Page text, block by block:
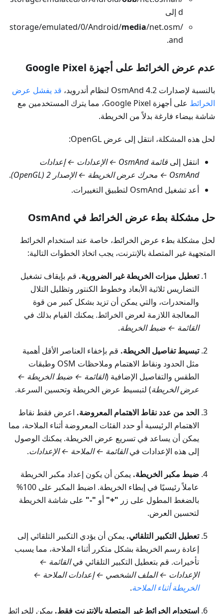
d إلى
/storage/emulated/0/Android/
media/net.osm
and.
عدم عرض الخرائط على أجهزة Google Pixel
بالنسبة لإصدارات OsmAnd 4.2 لنظام أندرويد،
قد يفشل عرض
الخرائط
على أجهزة Google Pixel، مما يترك المستخدمين مع
شاشة بيضاء فارغة بدلاً من الخريطة.
لحل هذه المشكلة، انتقل إلى عرض OpenGL:
انتقل إلى
قائمة OsmAnd ← الإعدادات ← إعدادات
OsmAnd ← محرك عرض الخريطة ← الإصدار 2 (OpenGL)
.
أعد تشغيل OsmAnd لتطبيق التغييرات.
حل مشكلة بطء عرض الخرائط في OsmAnd
لحل مشكلة بطء عرض الخرائط، خاصة عند استخدام الخرائط
المتجهية غير المتصلة بالإنترنت، يجب اتخاذ الخطوات التالية:
تعطيل ميزات الخريطة غير الضرورية. قم بإيقاف تشغيل
التضاريس ثلاثية الأبعاد وخطوط الكنتور وتظليل التلال
والمنحدرات، والتي يمكن أن تزيد بشكل كبير من قوة
المعالجة اللازمة لعرض الخرائط. يمكنك القيام بذلك في
القائمة ← ضبط الخريطة.
تبسيط تفاصيل الخريطة. قم بإخفاء العناصر الأقل أهمية
مثل الحدود ونقاط الاهتمام وملاحظات OSM وطبقات
الطقس والتفاصيل الإضافية (القائمة ← ضبط الخريطة ←
عرض الخريطة) لتبسيط عرض الخريطة وتحسين السرعة.
الحد من عدد نقاط الاهتمام المعروضة. اعرض فقط نقاط
الاهتمام الرئيسية أو حدد الفئات المعروضة أثناء الملاحة، مما
يمكن أن يساعد في تسريع عرض الخريطة. يمكنك الوصول
إلى هذه الإعدادات فيالقائمة ← الملاحة ← الإعدادات.
ضبط مكبر الخريطة. يمكن أن يكون إعداد مكبر الخريطة
عاملاً رئيسيًا في إبطاء الخريطة. اضبط المكبر على 100%
بالضغط المطول على زر "+" أو "-" على شاشة الخريطة
لتحسين العرض.
تعطيل التكبير التلقائي. يمكن أن يؤدي التكبير التلقائي إلى
إعادة رسم الخريطة بشكل متكرر أثناء الملاحة، مما يسبب
تأخيرات. قم بتعطيل التكبير التلقائي فيالقائمة ←
الإعدادات ← الملف الشخصي ← إعدادات الملاحة ←
الخريطة أثناء الملاحة.
استخدام الخرائط غير المتصلة بالإنترنت فقط. يمكن للخرائط